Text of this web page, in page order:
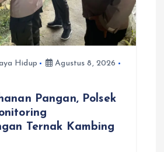
Hidup
Agustus 8, 2026
Pangan, Polsek
Ternak Kambing